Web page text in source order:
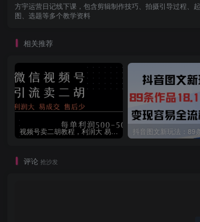
方宇运营日记线下课，包含剪辑制作技巧、拍摄引导过程、
图、选题等多个教学资料
相关推荐
视频号卖二胡教程，利润大 易成交 售后少，一单利润5张+
评论 抢沙发